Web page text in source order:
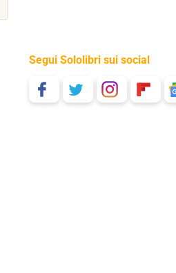
Segui Sololibri sui social